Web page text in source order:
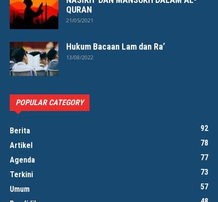
QURAN
21/05/2021
Hukum Bacaan Lam dan Ra’
13/08/2022
POPULAR CATEGORY
Berita
92
Artikel
78
Agenda
77
Terkini
73
Umum
57